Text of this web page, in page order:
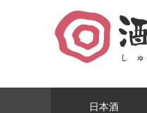
日本酒